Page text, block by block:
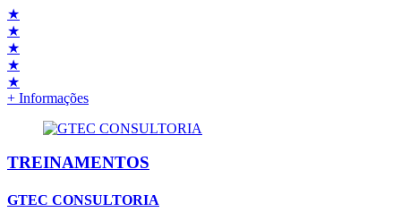
★
★
★
★
★
+ Informações
TREINAMENTOS
GTEC CONSULTORIA